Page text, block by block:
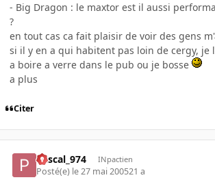
- Big Dragon : le maxtor est il aussi
?
en tout cas ca fait plaisir de voir des gens
si il y en a qui habitent pas loin de cergy, je
a boire a verre dans le pub ou je bosse
a plus
Citer
Pascal_974 INpactien
Posté(e) le 27 mai 200521 a